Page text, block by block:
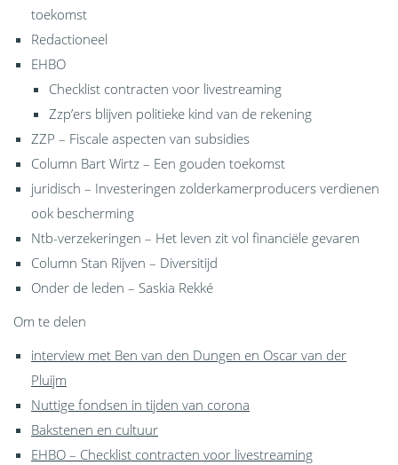
toekomst
Redactioneel
EHBO
Checklist contracten voor livestreaming
Zzp’ers blijven politieke kind van de rekening
ZZP – Fiscale aspecten van subsidies
Column Bart Wirtz – Een gouden toekomst
juridisch – Investeringen zolderkamerproducers verdienen
ook bescherming
Ntb-verzekeringen – Het leven zit vol financiële gevaren
Column Stan Rijven – Diversitijd
Onder de leden – Saskia Rekké
Om te delen
interview met Ben van den Dungen en Oscar van der
Pluijm
Nuttige fondsen in tijden van corona
Bakstenen en cultuur
EHBO – Checklist contracten voor livestreaming